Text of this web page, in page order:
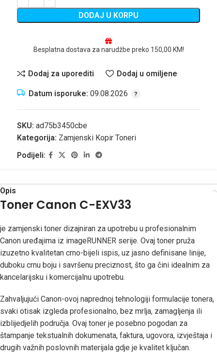
DODAJ U KORPU
Besplatna dostava za narudžbe preko 150,00 KM!
Dodaj za uporediti Dodaj u omiljene
Datum isporuke: 09.08.2026
SKU: ad75b3450cbe
Kategorija: Zamjenski Kopir Toneri
Podijeli:
Opis
Toner Canon C-EXV33
je zamjenski toner dizajniran za upotrebu u profesionalnim
Canon uređajima iz imageRUNNER serije. Ovaj toner pruža
izuzetno kvalitetan crno-bijeli ispis, uz jasno definisane linije,
duboku crnu boju i savršenu preciznost, što ga čini idealnim za
kancelarijsku i komercijalnu upotrebu.
Zahvaljujući Canon-ovoj naprednoj tehnologiji formulacije tonera,
svaki otisak izgleda profesionalno, bez mrlja, zamagljenja ili
izblijedjelih područja. Ovaj toner je posebno pogodan za
štampanje tekstualnih dokumenata, faktura, ugovora, izvještaja i
drugih važnih poslovnih materijala gdje je kvalitet ključan.